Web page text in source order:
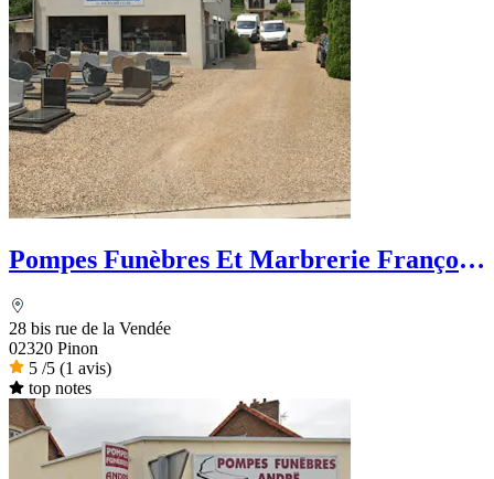
Pompes Funèbres Et Marbrerie François
28 bis rue de la Vendée
02320 Pinon
5 /5 (1 avis)
top notes